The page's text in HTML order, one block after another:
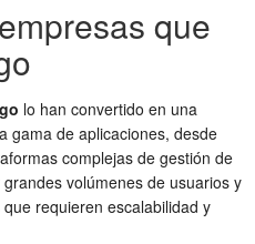
que
lo han convertido en una
gama de aplicaciones, desde
complejas de gestión de
volúmenes de usuarios y
requieren escalabilidad y